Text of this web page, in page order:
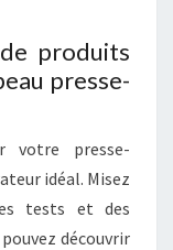
produits
presse-
votre presse-
idéal. Misez
tests et des
découvrir